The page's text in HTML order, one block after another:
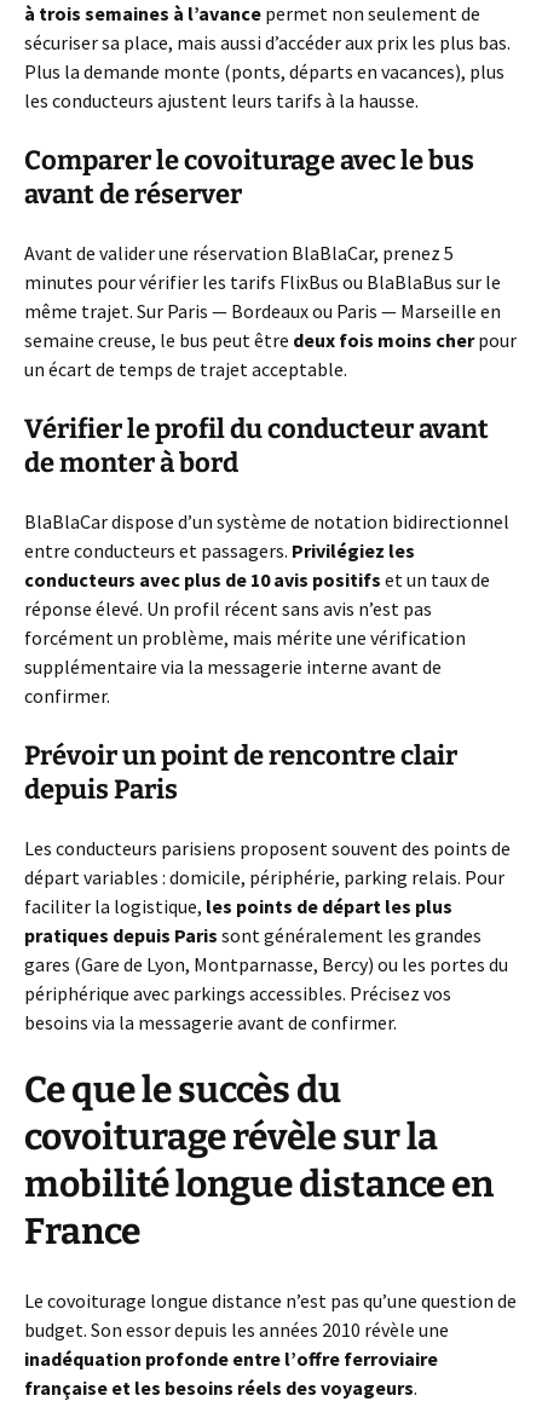
à trois semaines à l’avance permet non seulement de
sécuriser sa place, mais aussi d’accéder aux prix les plus bas.
Plus la demande monte (ponts, départs en vacances), plus
les conducteurs ajustent leurs tarifs à la hausse.
Comparer le covoiturage avec le bus
avant de réserver
Avant de valider une réservation BlaBlaCar, prenez 5
minutes pour vérifier les tarifs FlixBus ou BlaBlaBus sur le
même trajet. Sur Paris — Bordeaux ou Paris — Marseille en
semaine creuse, le bus peut être deux fois moins cherpour
un écart de temps de trajet acceptable.
Vérifier le profil du conducteur avant
de monter à bord
BlaBlaCar dispose d’un système de notation bidirectionnel
entre conducteurs et passagers. Privilégiez les
conducteurs avec plus de 10 avis positifs et un taux de
réponse élevé. Un profil récent sans avis n’est pas
forcément un problème, mais mérite une vérification
supplémentaire via la messagerie interne avant de
confirmer.
Prévoir un point de rencontre clair
depuis Paris
Les conducteurs parisiens proposent souvent des points de
départ variables : domicile, périphérie, parking relais. Pour
faciliter la logistique, les points de départ les plus
pratiques depuis Paris sont généralement les grandes
gares (Gare de Lyon, Montparnasse, Bercy) ou les portes du
périphérique avec parkings accessibles. Précisez vos
besoins via la messagerie avant de confirmer.
Ce que le succès du
covoiturage révèle sur la
mobilité longue distance en
France
Le covoiturage longue distance n’est pas qu’une question de
budget. Son essor depuis les années 2010 révèle une
inadéquation profonde entre l’offre ferroviaire
française et les besoins réels des voyageurs.